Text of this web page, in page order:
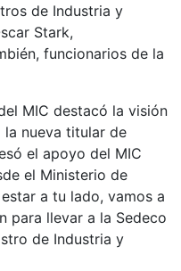
de Industria y
Stark,
funcionarios de la
MIC destacó la visión
nueva titular de
el apoyo del MIC
el Ministerio de
a tu lado, vamos a
para llevar a la Sedeco
de Industria y